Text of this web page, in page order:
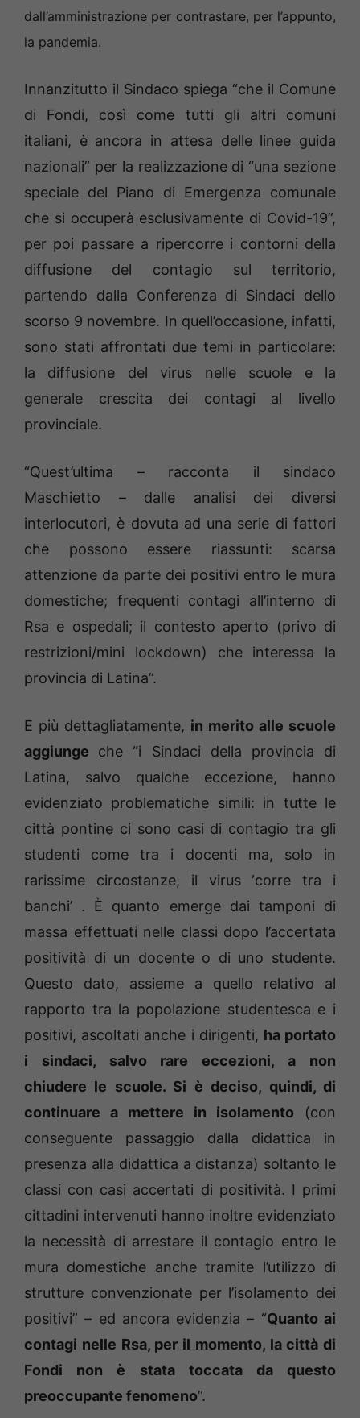
dall’amministrazione per contrastare, per l’appunto,
la pandemia.
Innanzitutto il Sindaco spiega “che il Comune
di Fondi, così come tutti gli altri comuni
italiani, è ancora in attesa delle linee guida
nazionali” per la realizzazione di “una sezione
speciale del Piano di Emergenza comunale
che si occuperà esclusivamente di Covid-19”,
per poi passare a ripercorre i contorni della
diffusione del contagio sul territorio,
partendo dalla Conferenza di Sindaci dello
scorso 9 novembre. In quell’occasione, infatti,
sono stati affrontati due temi in particolare:
la diffusione del virus nelle scuole e la
generale crescita dei contagi al livello
provinciale.
“Quest’ultima – racconta il sindaco
Maschietto – dalle analisi dei diversi
interlocutori, è dovuta ad una serie di fattori
che possono essere riassunti: scarsa
attenzione da parte dei positivi entro le mura
domestiche; frequenti contagi all’interno di
Rsa e ospedali; il contesto aperto (privo di
restrizioni/mini lockdown) che interessa la
provincia di Latina”.
E più dettagliatamente, in merito alle scuole
aggiunge che “i Sindaci della provincia di
Latina, salvo qualche eccezione, hanno
evidenziato problematiche simili: in tutte le
città pontine ci sono casi di contagio tra gli
studenti come tra i docenti ma, solo in
rarissime circostanze, il virus ‘corre tra i
banchi’ . È quanto emerge dai tamponi di
massa effettuati nelle classi dopo l’accertata
positività di un docente o di uno studente.
Questo dato, assieme a quello relativo al
rapporto tra la popolazione studentesca e i
positivi, ascoltati anche i dirigenti, ha portato
i sindaci, salvo rare eccezioni, a non
chiudere le scuole. Si è deciso, quindi, di
continuare a mettere in isolamento (con
conseguente passaggio dalla didattica in
presenza alla didattica a distanza) soltanto le
classi con casi accertati di positività. I primi
cittadini intervenuti hanno inoltre evidenziato
la necessità di arrestare il contagio entro le
mura domestiche anche tramite l’utilizzo di
strutture convenzionate per l’isolamento dei
positivi” – ed ancora evidenzia – “Quanto ai
contagi nelle Rsa, per il momento, la città di
Fondi non è stata toccata da questo
preoccupante fenomeno”.